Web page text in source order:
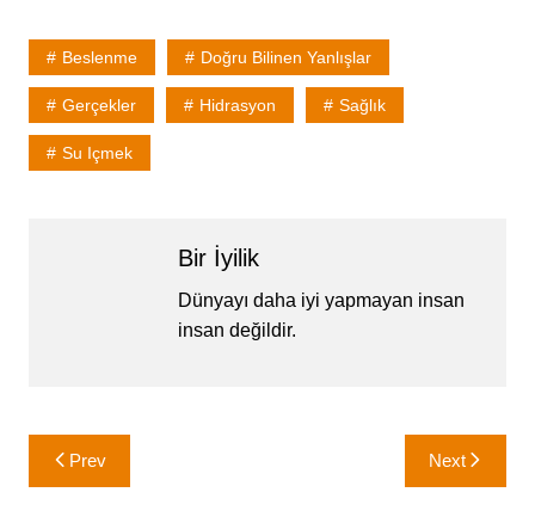
Beslenme Doğru Bilinen Yanlışlar
Gerçekler Hidrasyon Sağlık
Su Içmek
Bir İyilik
Dünyayı daha iyi yapmayan insan
insan değildir.
Yazı
gezinmesi
Prev Next